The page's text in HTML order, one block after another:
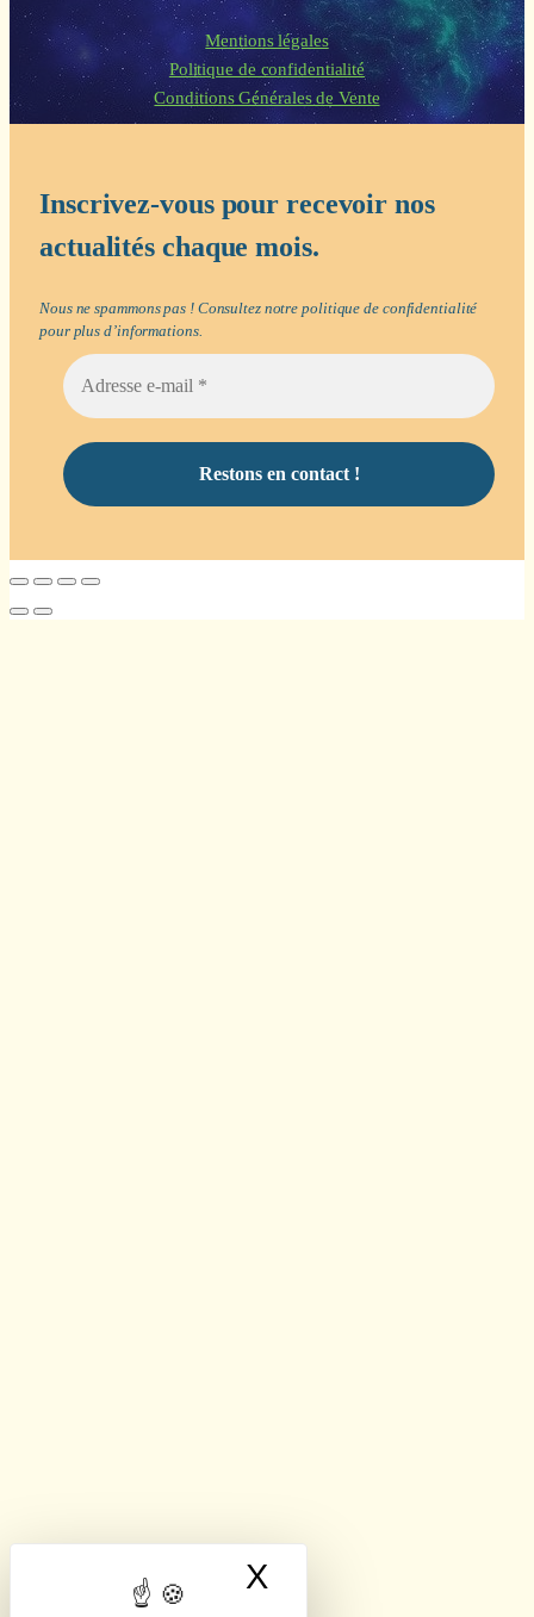
X
Mentions légales
Politique de confidentialité
Conditions Générales de Vente
Inscrivez-vous pour recevoir nos
actualités chaque mois.
Nous ne spammons pas ! Consultez notrepolitique de confidentialité
pour plus d’informations.